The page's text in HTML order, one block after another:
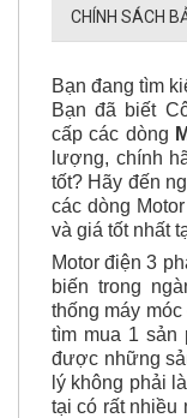
CHÍNH SÁCH
Bạn đang tìm
Bạn đã biết
cấp các dòng
lượng, chính
tốt? Hãy đến
các dòng
và giá tốt nhất
Motor điện 3
biến trong
thống máy
tìm mua 1 sản
được những
lý không phải
tại có rất nhiều